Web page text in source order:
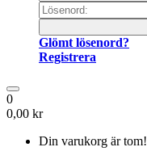
Glömt lösenord?
Registrera
0
0,00 kr
Din varukorg är tom!